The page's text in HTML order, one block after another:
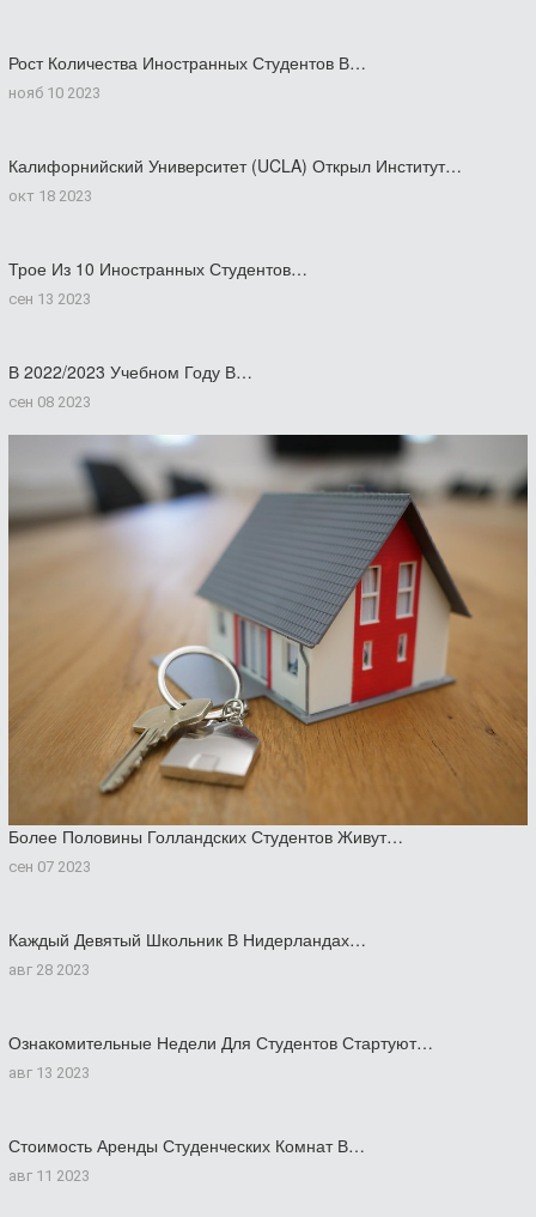
Рост Количества Иностранных Студентов В…
нояб 10 2023
Калифорнийский Университет (UCLA) Открыл Институт…
окт 18 2023
Трое Из 10 Иностранных Студентов…
сен 13 2023
В 2022/2023 Учебном Году В…
сен 08 2023
Более Половины Голландских Студентов Живут…
сен 07 2023
Каждый Девятый Школьник В Нидерландах…
авг 28 2023
Ознакомительные Недели Для Студентов Стартуют…
авг 13 2023
Стоимость Аренды Студенческих Комнат В…
авг 11 2023